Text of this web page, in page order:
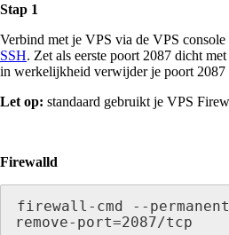
Stap 1
Verbind met je VPS via de VPS
SSH. Zet als eerste poort 2087 dicht
in werkelijkheid verwijder je poort 2087
Let op: standaard gebruikt je VPS
Firewalld
firewall-cmd --
remove-port=2087/tcp